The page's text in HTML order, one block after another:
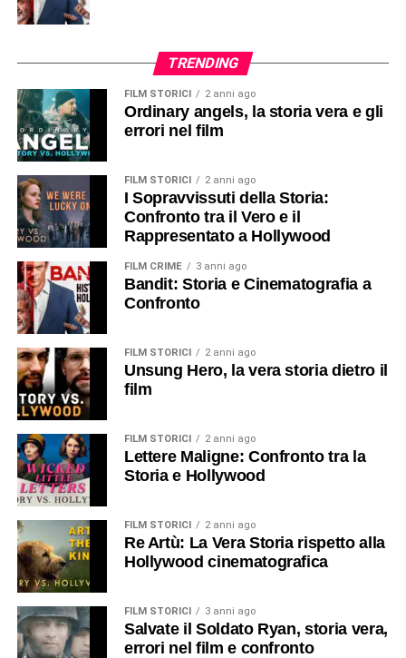
TRENDING
FILM STORICI 2 anni ago
Ordinary angels, la storia vera e gli
errori nel film
FILM STORICI 2 anni ago
I Sopravvissuti della Storia:
Confronto tra il Vero e il
Rappresentato a Hollywood
FILM CRIME 3 anni ago
Bandit: Storia e Cinematografia a
Confronto
FILM STORICI 2 anni ago
Unsung Hero, la vera storia dietro il
film
FILM STORICI 2 anni ago
Lettere Maligne: Confronto tra la
Storia e Hollywood
FILM STORICI 2 anni ago
Re Artù: La Vera Storia rispetto alla
Hollywood cinematografica
FILM STORICI 3 anni ago
Salvate il Soldato Ryan, storia vera,
errori nel film e confronto